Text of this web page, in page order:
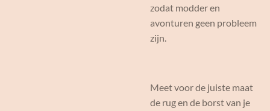
zodat modder en
avonturen geen probleem
zijn.
Meet voor de juiste maat
de rug en de borst van je